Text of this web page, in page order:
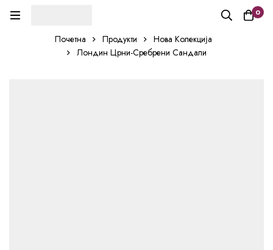
0
Почетна Продукти
Нова Колекција
Лондин Црни-Сребрени Сандали